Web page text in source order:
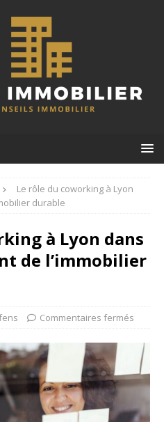
Le rôle du coworking à Lyon
durable
à Lyon dans
de l’immobilier
Commentaires fermés